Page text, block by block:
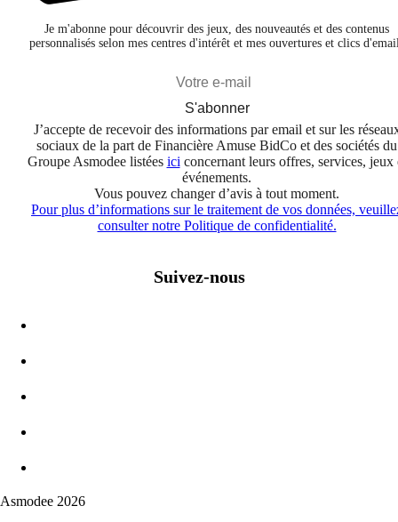
Je m'abonne pour découvrir des jeux, des nouveautés et des contenus
personnalisés selon mes centres d'intérêt et mes ouvertures et clics
S'abonner
J’accepte de recevoir des informations par email et sur les
sociaux de la part de Financière Amuse BidCo et des sociétés du
Groupe Asmodee listées ici concernant leurs offres, services, jeux
événements.
Vous pouvez changer d’avis à tout moment.
Pour plus d’informations sur le traitement de vos données,
consulter notre Politique de confidentialité.
Suivez-nous
Asmodee 2026